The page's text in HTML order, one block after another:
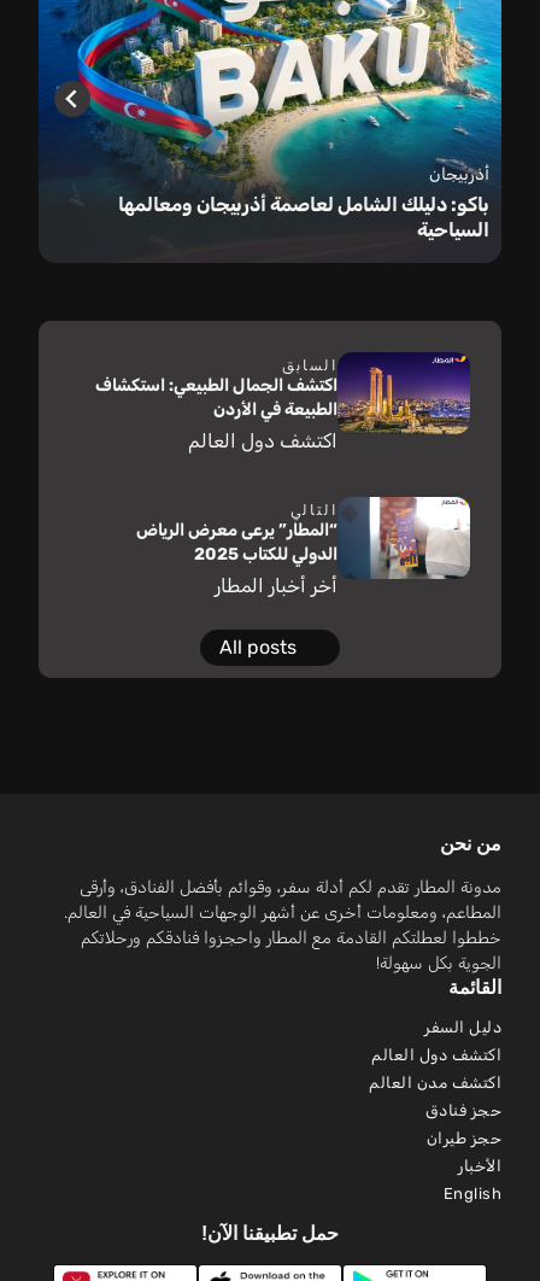
أذربيجان
باكو: دليلك الشامل لعاصمة أذربيجان ومعالمها
السياحية
السابق
اكتشف الجمال الطبيعي: استكشاف
الطبيعة في الأردن
اكتشف دول العالم
التالي
“المطار” يرعى معرض الرياض
الدولي للكتاب 2025
أخر أخبار المطار
All posts
من نحن
مدونة المطار تقدم لكم أدلة سفر، وقوائم بأفضل الفنادق، وأرقى
المطاعم، ومعلومات أخرى عن أشهر الوجهات السياحية في العالم.
خططوا لعطلتكم القادمة مع المطار واحجزوا فنادقكم ورحلاتكم
الجوية بكل سهولة!
القائمة
دليل السفر
اكتشف دول العالم
اكتشف مدن العالم
حجز فنادق
حجز طيران
الأخبار
English
حمل تطبيقنا الآن!